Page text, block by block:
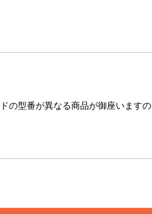
の型番が異なる商品が御座いますの